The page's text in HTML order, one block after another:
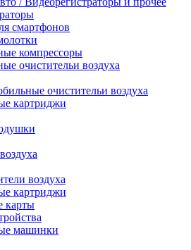
смартфонов
компрессоры
очистительи воздуха
очистительи воздуха
картриджи
воздуха
картриджи
карты
машинки